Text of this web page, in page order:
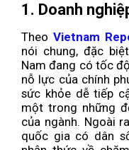
1. Doanh
Theo Vietnam
nói chung, đặc
Nam đang có tốc
nỗ lực của chính
sức khỏe dễ tiếp
một trong những
của ngành. Ngoài
quốc gia có dân